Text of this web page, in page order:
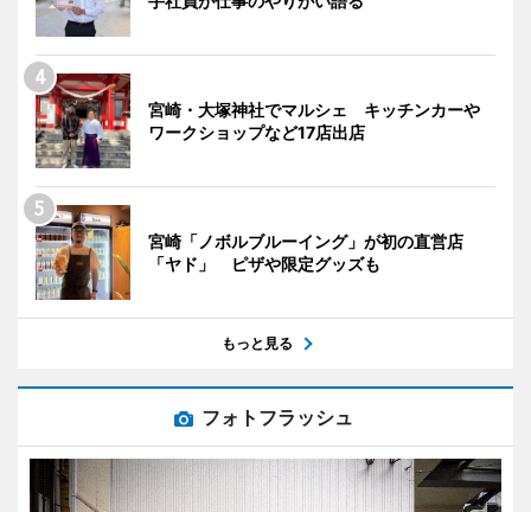
宮崎・大塚神社でマルシェ キッチンカーや
ワークショップなど17店出店
宮崎「ノボルブルーイング」が初の直営店
「ヤド」 ピザや限定グッズも
もっと見る
フォトフラッシュ